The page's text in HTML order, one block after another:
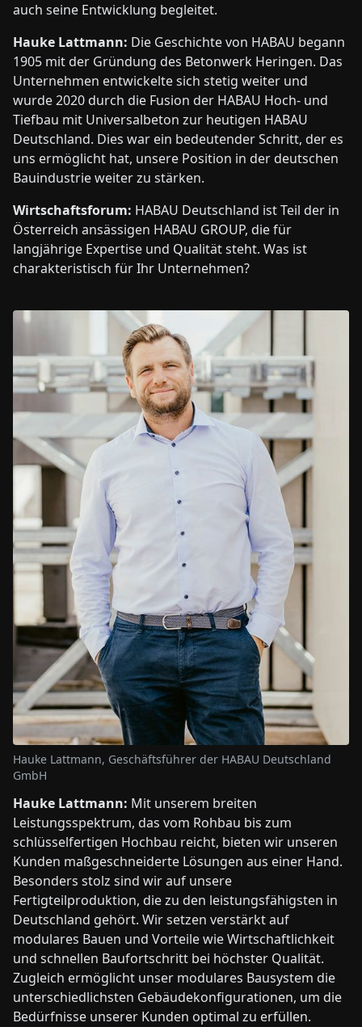
auch seine Entwicklung begleitet.
Hauke Lattmann: Die Geschichte von HABAU begann
1905 mit der Gründung des Betonwerk Heringen. Das
Unternehmen entwickelte sich stetig weiter und
wurde 2020 durch die Fusion der HABAU Hoch- und
Tiefbau mit Universalbeton zur heutigen HABAU
Deutschland. Dies war ein bedeutender Schritt, der es
uns ermöglicht hat, unsere Position in der deutschen
Bauindustrie weiter zu stärken.
Wirtschaftsforum: HABAU Deutschland ist Teil der in
Österreich ansässigen HABAU GROUP, die für
langjährige Expertise und Qualität steht. Was ist
charakteristisch für Ihr Unternehmen?
Hauke Lattmann, Geschäftsführer der HABAU Deutschland
GmbH
Hauke Lattmann: Mit unserem breiten
Leistungsspektrum, das vom Rohbau bis zum
schlüsselfertigen Hochbau reicht, bieten wir unseren
Kunden maßgeschneiderte Lösungen aus einer Hand.
Besonders stolz sind wir auf unsere
Fertigteilproduktion, die zu den leistungsfähigsten in
Deutschland gehört. Wir setzen verstärkt auf
modulares Bauen und Vorteile wie Wirtschaftlichkeit
und schnellen Baufortschritt bei höchster Qualität.
Zugleich ermöglicht unser modulares Bausystem die
unterschiedlichsten Gebäudekonfigurationen, um die
Bedürfnisse unserer Kunden optimal zu erfüllen.